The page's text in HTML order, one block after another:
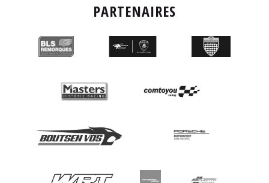
PARTENAIRES